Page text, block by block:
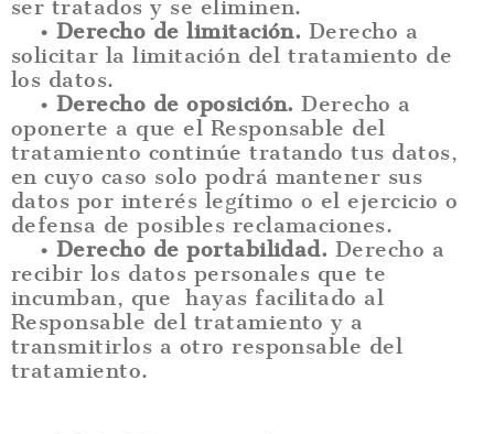
ser tratados y se eliminen.
• Derecho de limitación. Derecho a
solicitar la limitación del tratamiento de
los datos.
• Derecho de oposición. Derecho a
oponerte a que el Responsable del
tratamiento continúe tratando tus datos,
en cuyo caso solo podrá mantener sus
datos por interés legítimo o el ejercicio o
defensa de posibles reclamaciones.
• Derecho de portabilidad. Derecho a
recibir los datos personales que te
incumban, que hayas facilitado al
Responsable del tratamiento y a
transmitirlos a otro responsable del
tratamiento.